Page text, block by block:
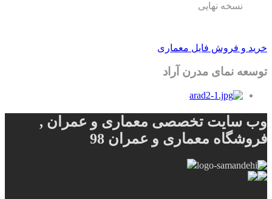
نسخه نهایی
خرید و فروش فایل معماری
توسعه نمای مدرن آراد
وب سایت تخصصی معماری و عمران ,
فروشگاه معماری و عمران 98